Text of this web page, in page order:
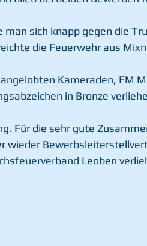
sich knapp gegen die
die Feuerwehr aus
Kameraden, FM
in Bronze
Für die sehr gute
wieder
Leoben